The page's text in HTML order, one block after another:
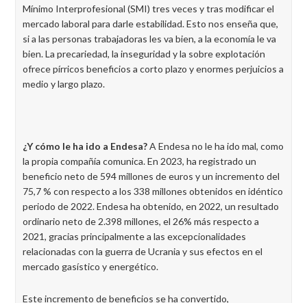
Mínimo Interprofesional (SMI) tres veces y tras modificar el
mercado laboral para darle estabilidad. Esto nos enseña que,
si a las personas trabajadoras les va bien, a la economía le va
bien. La precariedad, la inseguridad y la sobre explotación
ofrece pírricos beneficios a corto plazo y enormes perjuicios a
medio y largo plazo.
¿Y cómo le ha ido a Endesa?A Endesa no le ha ido mal, como
la propia compañía comunica. En 2023, ha registrado un
beneficio neto de 594 millones de euros y un incremento del
75,7 % con respecto a los 338 millones obtenidos en idéntico
periodo de 2022. Endesa ha obtenido, en 2022, un resultado
ordinario neto de 2.398 millones, el 26% más respecto a
2021, gracias principalmente a las excepcionalidades
relacionadas con la guerra de Ucrania y sus efectos en el
mercado gasístico y energético.
Este incremento de beneficios se ha convertido,